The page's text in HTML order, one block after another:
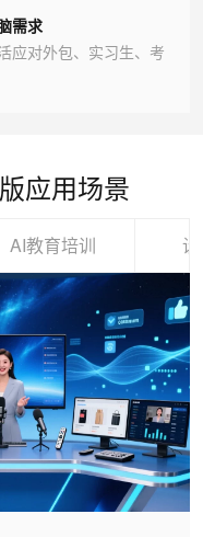
需求
应对外包、实习生、考
应用场景
AI教育培训 设